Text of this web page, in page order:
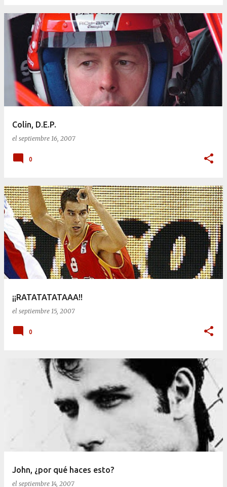
Colin, D.E.P.
el septiembre 16, 2007
0
¡¡RATATATATAAA!!
el septiembre 15, 2007
0
John, ¿por qué haces esto?
el septiembre 14, 2007